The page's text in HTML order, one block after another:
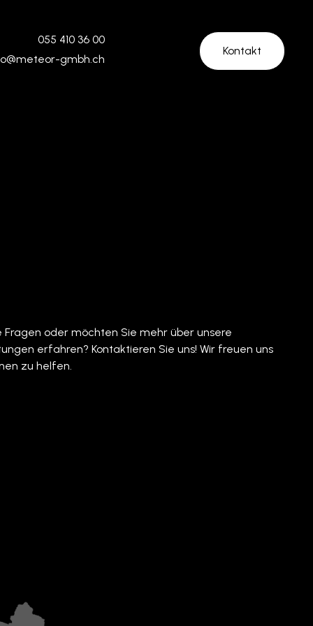
055 410 36 00
gmbh.ch
Kontakt
Fragen oder möchten Sie mehr über unsere
erfahren? Kontaktieren Sie uns! Wir freuen uns
zu helfen.